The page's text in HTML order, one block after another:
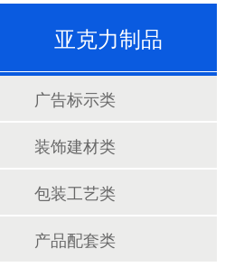
亚克力制品
广告标示类
装饰建材类
包装工艺类
产品配套类